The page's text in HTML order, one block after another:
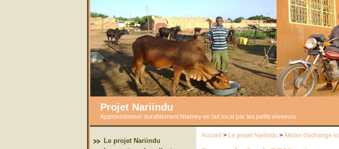
Projet Nariindu
Approvisionner durablement Niamey en lait local par les petits éleveurs
Le projet Nariindu
Accueil > Le projet Nariindu >Atelier d'échange